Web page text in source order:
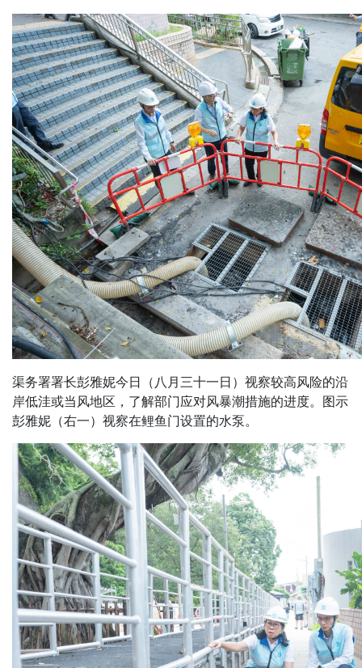
渠务署署长彭雅妮今日（八月三十一日）视察较高风险的沿
岸低洼或当风地区，了解部门应对风暴潮措施的进度。图示
彭雅妮（右一）视察在鲤鱼门设置的水泵。